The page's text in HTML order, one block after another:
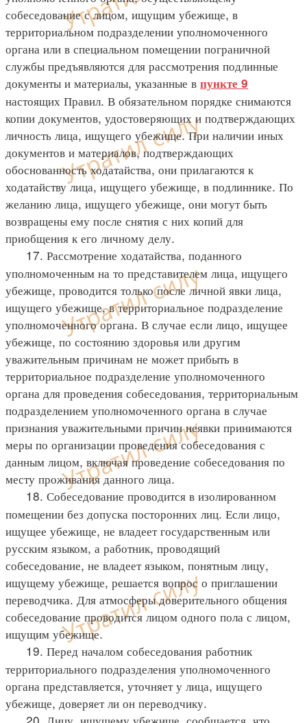
собеседование с лицом, ищущим убежище, в
территориальном подразделении уполномоченного
органа или в специальном помещении пограничной
службы предъявляются для рассмотрения подлинные
документы и материалы, указанные в пункте 9
настоящих Правил. В обязательном порядке снимаются
копии документов, удостоверяющих и подтверждающих
личность лица, ищущего убежище. При наличии иных
документов и материалов, подтверждающих
обоснованность ходатайства, они прилагаются к
ходатайству лица, ищущего убежище, в подлиннике. По
желанию лица, ищущего убежище, они могут быть
возвращены ему после снятия с них копий для
приобщения к его личному делу.
17. Рассмотрение ходатайства, поданного
уполномоченным на то представителем лица, ищущего
убежище, проводится только после личной явки лица,
ищущего убежище, в территориальное подразделение
уполномоченного органа. В случае если лицо, ищущее
убежище, по состоянию здоровья или другим
уважительным причинам не может прибыть в
территориальное подразделение уполномоченного
органа для проведения собеседования, территориальным
подразделением уполномоченного органа в случае
признания уважительными причин неявки принимаются
меры по организации проведения собеседования с
данным лицом, включая проведение собеседования по
месту проживания данного лица.
18. Собеседование проводится в изолированном
помещении без допуска посторонних лиц. Если лицо,
ищущее убежище, не владеет государственным или
русским языком, а работник, проводящий
собеседование, не владеет языком, понятным лицу,
ищущему убежище, решается вопрос о приглашении
переводчика. Для атмосферы доверительного общения
собеседование проводится лицом одного пола с лицом,
ищущим убежище.
19. Перед началом собеседования работник
территориального подразделения уполномоченного
органа представляется, уточняет у лица, ищущего
убежище, доверяет ли он переводчику.